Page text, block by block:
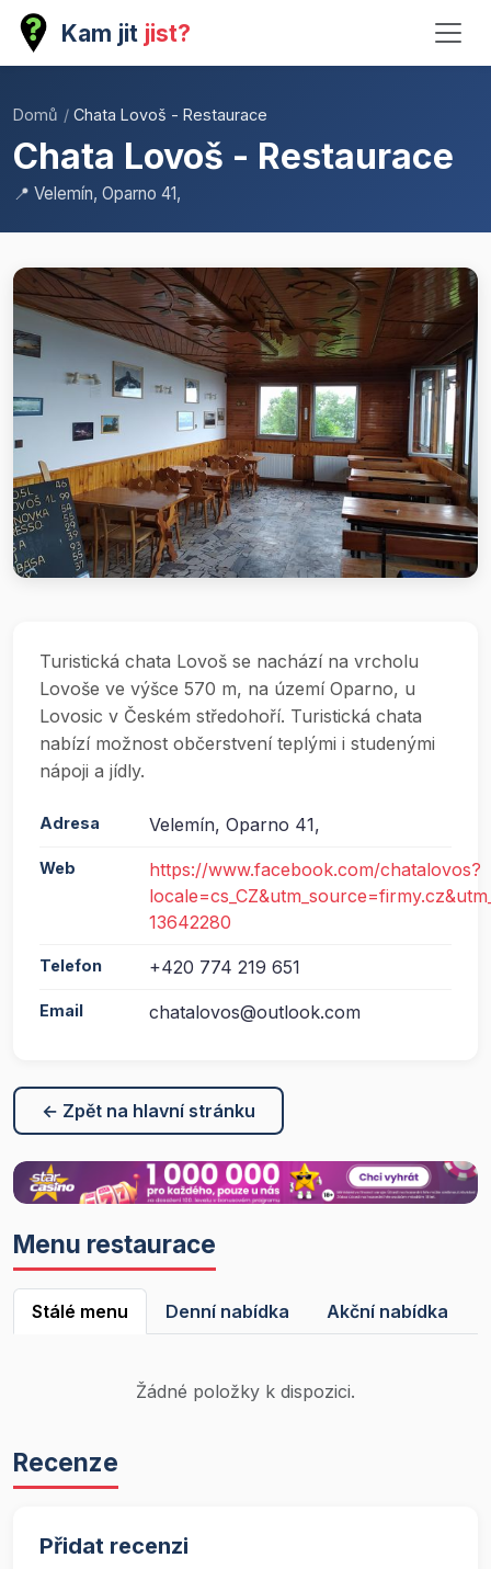
Kam jit jist?
Domů / Chata Lovoš - Restaurace
Chata Lovoš - Restaurace
📍 Velemín, Oparno 41,
Turistická chata Lovoš se nachází na vrcholu
Lovoše ve výšce 570 m, na území Oparno, u
Lovosic v Českém středohoří. Turistická chata
nabízí možnost občerstvení teplými i studenými
nápoji a jídly.
Adresa Velemín, Oparno 41,
Web
https://www.facebook.com/chatalovos?
13642280
Telefon +420 774 219 651
Email chatalovos@outlook.com
← Zpět na hlavní stránku
Menu restaurace
Stálé menu Denní nabídka Akční nabídka
Žádné položky k dispozici.
Recenze
Přidat recenzi